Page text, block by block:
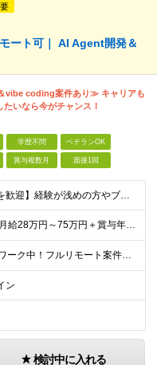
ート可｜ AI Agent開発＆
vibe coding案件あり≫ キャリアも
たいなら今がチャンス！
学歴不問 ベテランOK
賞与複数月 面接1回
【全国からの応募を歓迎】経験が浅めの方やブランクのある方もOK／COBOLからのスキルチェンジ可 ■開発エンジニアとしての実務経験をお持ちの方 ■学歴不問／第二新卒歓迎 ★インフラエンジニアからの
【前職給与保証】 月給28万円～75万円＋賞与年2回＋各種手当 ◎スキルや経験などを考慮。前職から給与アップをお約束します！ ◎上記月給には固定残業代30時間分(54,000円～)を含みます。超過し
【98％がリモートワーク中！フルリモート案件も豊富】 秋葉原オフィス、福岡オフィス、 リモートワークまたは全国のプロジェクト先にて勤務となります ※転勤はありません ＜本社＞ 東京都台東区台東4-
ン
検討中に入れる